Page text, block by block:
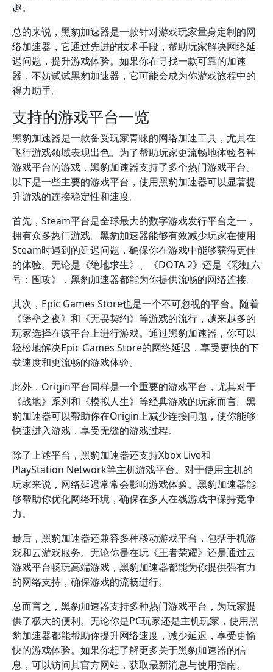
趣。
总的来说，黑豹加速器是一款针对游戏玩家量身定制的网
络加速器，它通过先进的技术手段，帮助玩家解决网络延
迟问题，提升游戏体验。如果你在寻找一款可靠的加速
器，不妨试试黑豹加速器，它可能会成为你游戏旅程中的
得力助手。
支持的游戏平台一览
黑豹加速器是一款备受玩家青睐的网络加速工具，尤其在
飞行游戏领域表现出色。为了帮助玩家更流畅地体验各种
游戏平台的游戏，黑豹加速器支持了多个热门游戏平台。
以下是一些主要的游戏平台，使用黑豹加速器可以显著提
升游戏的连接稳定性和速度。
首先，Steam平台是全球最大的数字游戏发行平台之一，
拥有众多热门游戏。黑豹加速器能够有效减少玩家在使用
Steam时遇到的延迟问题，确保你在游戏中能够获得更佳
的体验。无论是《绝地求生》、《DOTA 2》还是《彩虹六
号：围攻》，黑豹加速器都能为你提供流畅的网络连接。
其次，Epic Games Store也是一个不可忽视的平台。随着
《堡垒之夜》和《无畏契约》等游戏的流行，越来越多的
玩家选择在该平台上进行游戏。通过黑豹加速器，你可以
轻松地解决Epic Games Store的网络延迟，享受更快的下
载速度和更流畅的游戏体验。
此外，Origin平台同样是一个重要的游戏平台，尤其对于
《战地》系列和《模拟人生》等经典游戏的玩家而言。黑
豹加速器可以帮助你在Origin上减少连接问题，使你能够
快速进入游戏，享受无缝的游戏过程。
除了上述平台，黑豹加速器还支持Xbox Live和
PlayStation Network等主机游戏平台。对于使用主机的
玩家来说，网络延迟常常会影响游戏体验。黑豹加速器能
够帮助你优化网络环境，确保在多人在线游戏中保持竞争
力。
最后，黑豹加速器还兼容多种移动游戏平台，包括手机游
戏和云游戏服务。无论你是在玩《王者荣耀》还是通过云
游戏平台畅玩高端游戏，黑豹加速器都能为你提供强有力
的网络支持，确保游戏的流畅进行。
总而言之，黑豹加速器支持多种热门游戏平台，为玩家提
供了极大的便利。无论你是PC玩家还是主机玩家，使用黑
豹加速器都能帮助你提升网络速度，减少延迟，享受更愉
快的游戏体验。如果你想了解更多关于黑豹加速器的信
息，可以访问其官方网站，获取最新消息与使用指南。